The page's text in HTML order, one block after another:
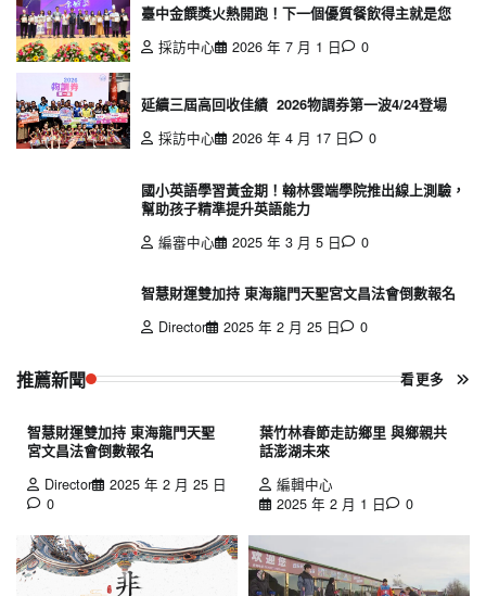
臺中金饌獎火熱開跑！下一個優質餐飲得主就是您
採訪中心
2026 年 7 月 1 日 0
延續三屆高回收佳績 2026物調券第一波4/24登場
採訪中心
2026 年 4 月 17 日 0
國小英語學習黃金期！翰林雲端學院推出線上測驗，
幫助孩子精準提升英語能力
編審中心
2025 年 3 月 5 日 0
智慧財運雙加持 東海龍門天聖宮文昌法會倒數報名
Director
2025 年 2 月 25 日 0
推薦新聞 看更多
智慧財運雙加持 東海龍門天聖
宮文昌法會倒數報名
Director
2025 年 2 月 25 日
0
葉竹林春節走訪鄉里 與鄉親共
話澎湖未來
編輯中心
2025 年 2 月 1 日
0